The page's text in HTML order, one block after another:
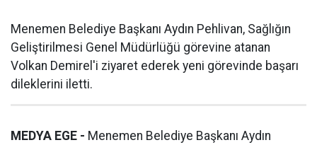
Menemen Belediye Başkanı Aydın Pehlivan, Sağlığın
Geliştirilmesi Genel Müdürlüğü görevine atanan
Volkan Demirel'i ziyaret ederek yeni görevinde başarı
dileklerini iletti.
MEDYA EGE - Menemen Belediye Başkanı Aydın